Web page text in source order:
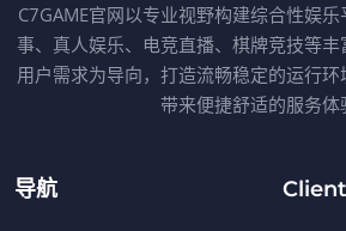
C7GAME官网以专业视野构建综合性娱
事、真人娱乐、电竞直播、棋牌竞技等
用户需求为导向，打造流畅稳定的运行环
带来便捷舒适的服务体
导航